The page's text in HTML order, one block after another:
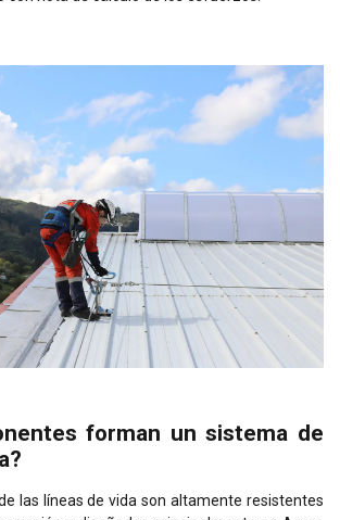
forman un sistema de
las líneas de vida son altamente resistentes